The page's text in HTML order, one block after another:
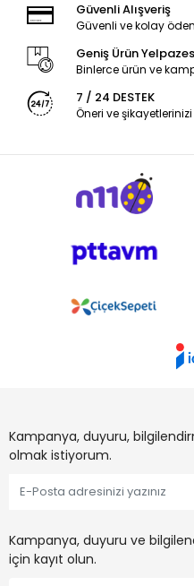
Güvenli Alışveriş
Güvenli ve kolay
Geniş Ürün
Binlerce ürün ve
7 / 24 DESTEK
Öneri ve
Kampanya, duyuru,
olmak istiyorum.
Kampanya, duyuru ve
için kayıt olun.